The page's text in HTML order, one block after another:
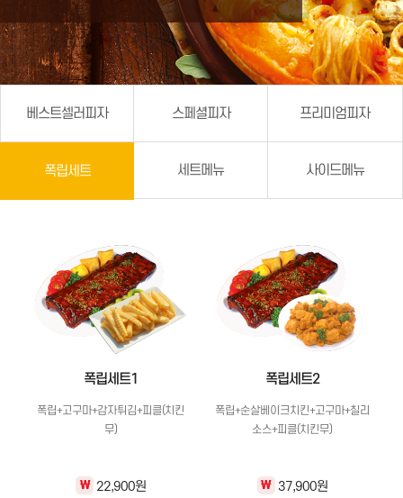
베스트셀러피자 스페셜피자 프리미엄피자
폭립세트 세트메뉴 사이드메뉴
폭립세트1
폭립+고구마+감자튀김+피클(치킨
무)
\ 22,900원
폭립세트2
폭립+순살베이크치킨+고구마+칠리
소스+피클(치킨무)
\ 37,900원